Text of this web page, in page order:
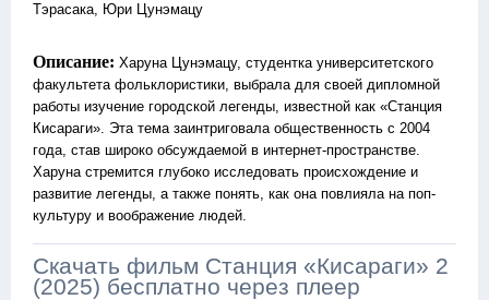
Тэрасака, Юри Цунэмацу
Описание: Харуна Цунэмацу, студентка университетского
факультета фольклористики, выбрала для своей дипломной
работы изучение городской легенды, известной как «Станция
Кисараги». Эта тема заинтриговала общественность с 2004
года, став широко обсуждаемой в интернет-пространстве.
Харуна стремится глубоко исследовать происхождение и
развитие легенды, а также понять, как она повлияла на поп-
культуру и воображение людей.
Скачать фильм Станция «Кисараги» 2
(2025) бесплатно через плеер